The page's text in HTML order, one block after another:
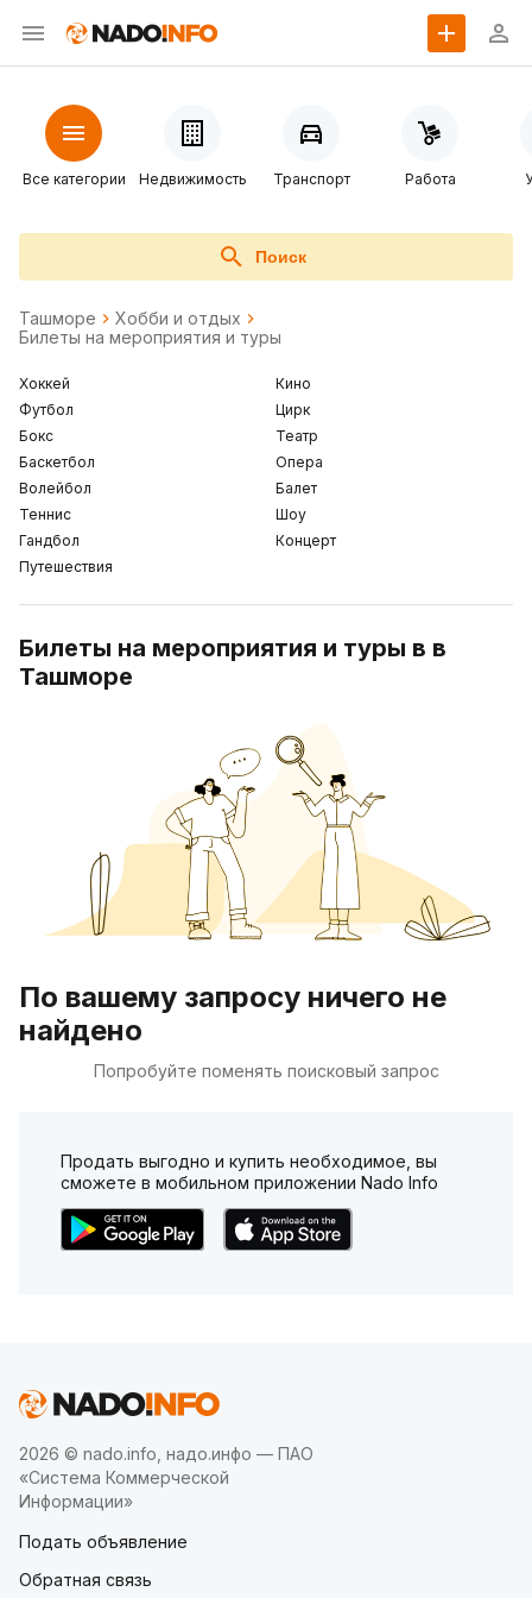
Все категории Недвижимость Транспорт Работа
Поиск
Ташморе
Хобби и отдых
Билеты на мероприятия и туры
Хоккей
Футбол
Бокс
Баскетбол
Волейбол
Теннис
Гандбол
Путешествия
Кино
Цирк
Театр
Опера
Балет
Шоу
Концерт
Билеты на мероприятия и туры в в
Ташморе
По вашему запросу ничего не
найдено
Попробуйте поменять поисковый запрос
Продать выгодно и купить необходимое, вы
сможете в мобильном приложении Nado Info
2026 © nado.info, надо.инфо — ПАО
«Система Коммерческой
Информации»
Подать объявление
Обратная связь